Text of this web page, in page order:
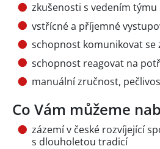
zkušenosti s vedením týmu
vstřícné a příjemné
schopnost komunikovat se
schopnost reagovat na
manuální zručnost,
Co Vám můžeme
zázemí v české rozvíjející
s dlouholetou tradicí